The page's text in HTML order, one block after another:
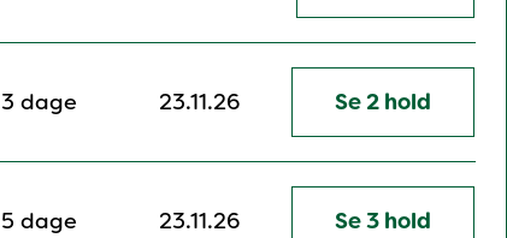
3 dage 23.11.26 Se 2 hold
5 dage 23.11.26 Se 3 hold